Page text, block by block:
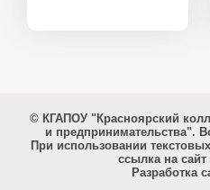
© КГАПОУ "Красноярский
и предпринимательства".
При использовании
ссылка на сайт
Разработка